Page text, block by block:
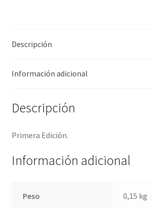
Descripción
Información adicional
Descripción
Primera Edición.
Información adicional
Peso 0,15 kg